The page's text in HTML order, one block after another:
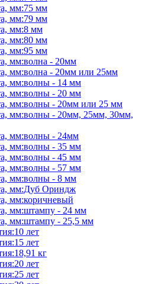
мм:75 мм
мм:79 мм
мм:8 мм
мм:80 мм
мм:95 мм
мм:волна - 20мм
мм:волна - 20мм или 25мм
мм:волны - 14 мм
мм:волны - 20 мм
мм:волны - 20мм или 25 мм
мм:волны - 20мм, 25мм, 30мм,
мм:волны - 24мм
мм:волны - 35 мм
мм:волны - 45 мм
мм:волны - 57 мм
мм:волны - 8 мм
мм:Дуб Ориндж
мм:коричневый
мм:штампу - 24 мм
мм:штампу - 25,5 мм
лет
лет
кг
лет
лет